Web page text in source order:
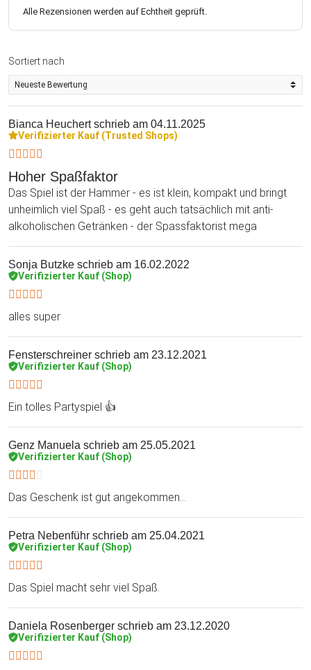
Alle Rezensionen werden auf Echtheit geprüft.
Sortiert nach
Bianca Heuchertschrieb am 04.11.2025
Verifizierter Kauf (Trusted Shops)
Hoher Spaßfaktor
Das Spiel ist der Hammer - es ist klein, kompakt und bringt
unheimlich viel Spaß - es geht auch tatsächlich mit anti-
alkoholischen Getränken - der Spassfaktorist mega
Sonja Butzke schrieb am 16.02.2022
Verifizierter Kauf (Shop)
alles super
Fensterschreiner schrieb am 23.12.2021
Verifizierter Kauf (Shop)
Ein tolles Partyspiel 👍
Genz Manuela schrieb am 25.05.2021
Verifizierter Kauf (Shop)
Das Geschenk ist gut angekommen...
Petra Nebenführ schrieb am 25.04.2021
Verifizierter Kauf (Shop)
Das Spiel macht sehr viel Spaß.
Daniela Rosenberger schrieb am 23.12.2020
Verifizierter Kauf (Shop)